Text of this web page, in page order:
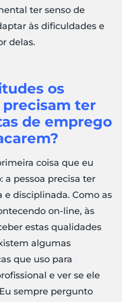
ter senso de
às dificuldades e
delas.
os
ter
de emprego
coisa que eu
a pessoa precisa ter
e disciplinada. Como as
on-line, às
estas qualidades
algumas
que uso para
e ver se ele
sempre pergunto